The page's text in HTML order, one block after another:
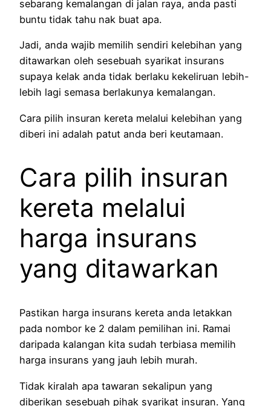
sebarang kemalangan di jalan raya, anda pasti
buntu tidak tahu nak buat apa.
Jadi, anda wajib memilih sendiri kelebihan yang
ditawarkan oleh sesebuah syarikat insurans
supaya kelak anda tidak berlaku kekeliruan lebih-
lebih lagi semasa berlakunya kemalangan.
Cara pilih insuran kereta melalui kelebihan yang
diberi ini adalah patut anda beri keutamaan.
Cara pilih insuran
kereta melalui
harga insurans
yang ditawarkan
Pastikan harga insurans kereta anda letakkan
pada nombor ke 2 dalam pemilihan ini. Ramai
daripada kalangan kita sudah terbiasa memilih
harga insurans yang jauh lebih murah.
Tidak kiralah apa tawaran sekalipun yang
diberikan sesebuah pihak syarikat insuran. Yang